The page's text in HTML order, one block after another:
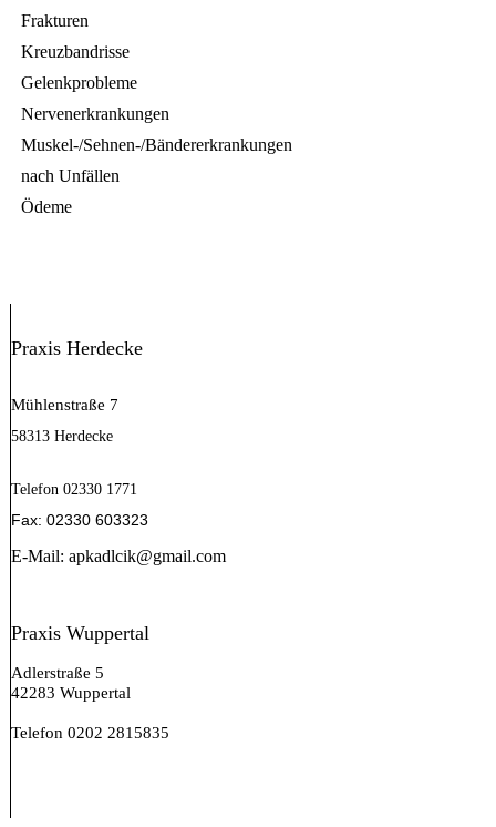
Frakturen
Kreuzbandrisse
Gelenkprobleme
Nervenerkrankungen
Muskel-/Sehnen-/Bändererkrankungen
nach Unfällen
Ödeme
Praxis Herdecke
Mühlenstraße 7
58313 Herdecke
Telefon 02330 1771
Fax: 02330 603323
E-Mail: apkadlcik@gmail.com
Praxis Wuppertal
Adlerstraße 5
42283 Wuppertal
Telefon 0202 2815835